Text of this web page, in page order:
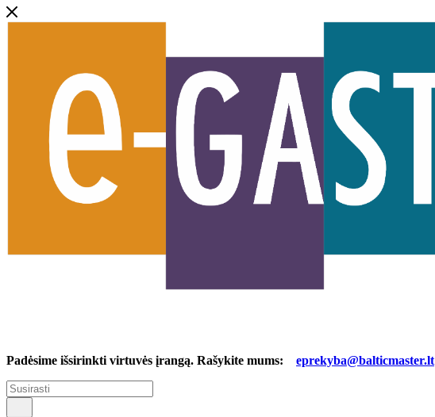
Padėsime išsirinkti virtuvės įrangą. Rašykite mums: eprekyba@balticmaster.lt